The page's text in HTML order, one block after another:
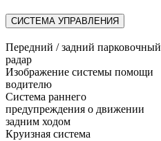
СИСТЕМА УПРАВЛЕНИЯ
Передний / задний парковочный
радар
Изображение системы помощи
водителю
Система раннего
предупреждения о движении
задним ходом
Круизная система